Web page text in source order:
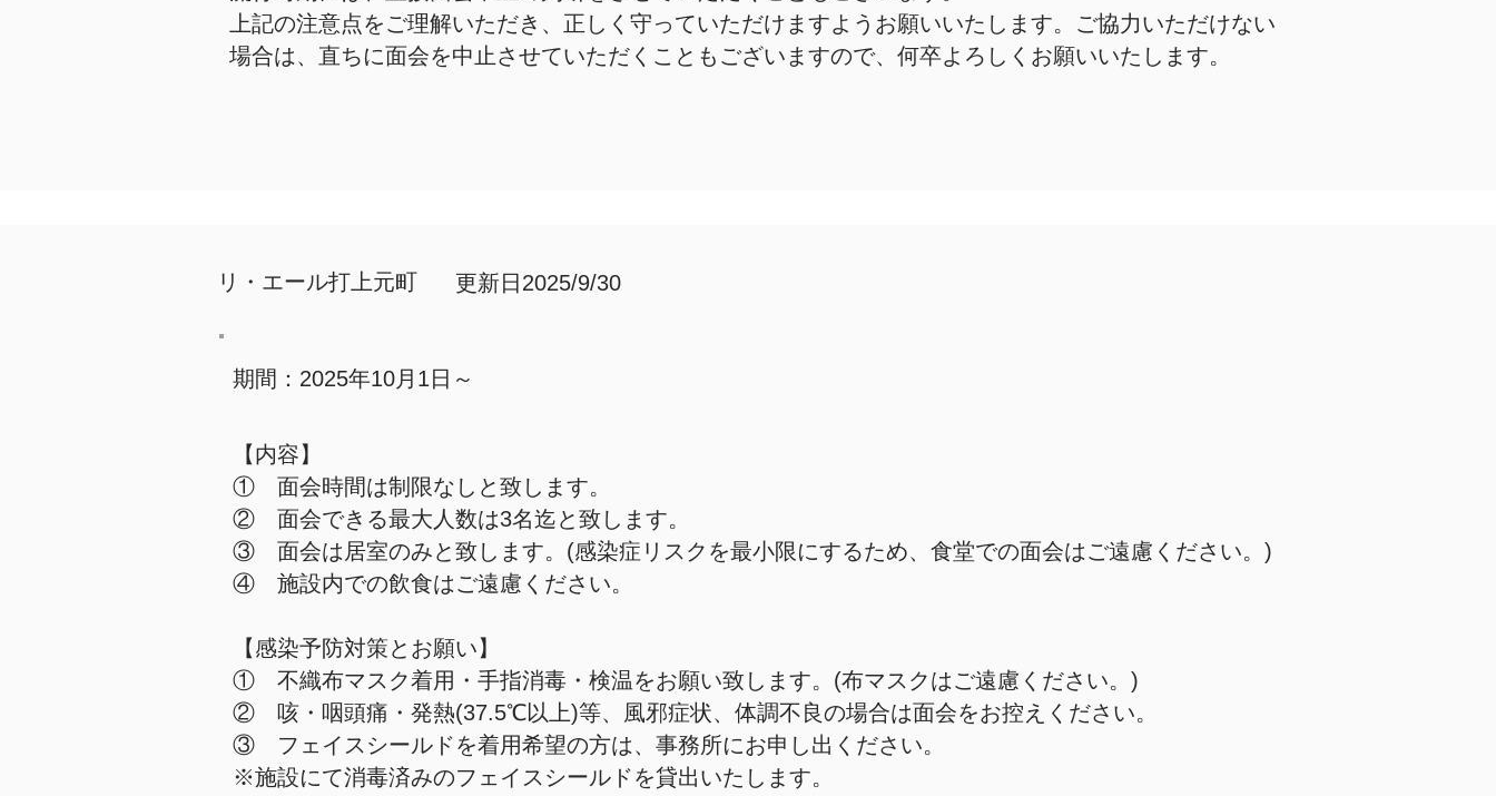
上記の注意点をご理解いただき、正しく守っていただけますようお願いいたします。ご協力いただけない
場合は、直ちに面会を中止させていただくこともございますので、何卒よろしくお願いいたします。
​リ・エール打上元町 更新日2025/9/30
期間：2025年10月1日～
【内容】
① 面会時間は制限なしと致します。
② 面会できる最大人数は3名迄と致します。
③ 面会は居室のみと致します。(感染症リスクを最小限にするため、食堂での面会はご遠慮ください。)
④ 施設内での飲食はご遠慮ください。
【感染予防対策とお願い】
① 不織布マスク着用・手指消毒・検温をお願い致します。(布マスクはご遠慮ください。)
② 咳・咽頭痛・発熱(37.5℃以上)等、風邪症状、体調不良の場合は面会をお控えください。
③ フェイスシールドを着用希望の方は、事務所にお申し出ください。
※施設にて消毒済みのフェイスシールドを貸出いたします。